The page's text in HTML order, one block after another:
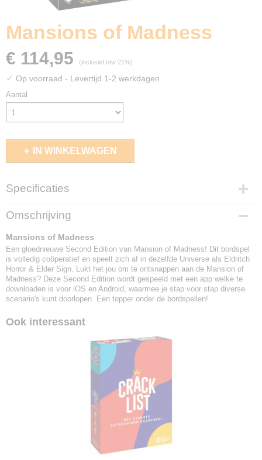
Mansions of Madness
€ 114,95 (inclusief btw 21%)
✓ Op voorraad - Levertijd 1-2 werkdagen
Aantal
IN WINKELWAGEN
Specificaties
EAN code
841333101213
Omschrijving
Mansions of Madness
Een gloednieuwe Second Edition van Mansion of Madness! Dit bordspel
is volledig coöperatief en speelt zich af in dezelfde Universe als Eldritch
Horror & Elder Sign. Lukt het jou om te ontsnappen aan de Mansion of
Madness? Deze Second Edition wordt gespeeld met een app welke te
downloaden is voor iOS en Android, waarmee je stap voor stap diverse
scenario's kunt doorlopen. Een topper onder de bordspellen!
Ook interessant